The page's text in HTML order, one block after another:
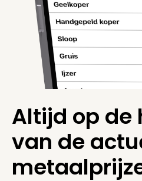
Altijd op de
van de